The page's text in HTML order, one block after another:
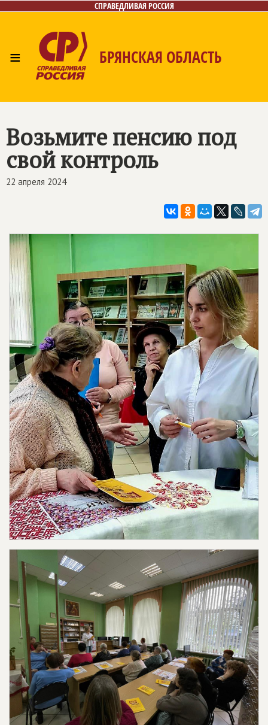
СПРАВЕДЛИВАЯ РОССИЯ
≡ БРЯНСКАЯ ОБЛАСТЬ
Возьмите пенсию под
свой контроль
22 апреля 2024